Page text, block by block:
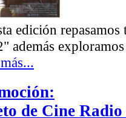
edición
además
de Cine